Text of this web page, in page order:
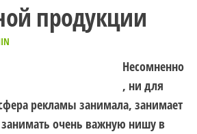
продукции
Несомненно
, ни для
рекламы занимала, занимает
очень важную нишу в